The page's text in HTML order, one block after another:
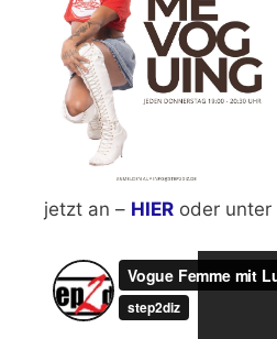
jetzt an – HIER oder unter